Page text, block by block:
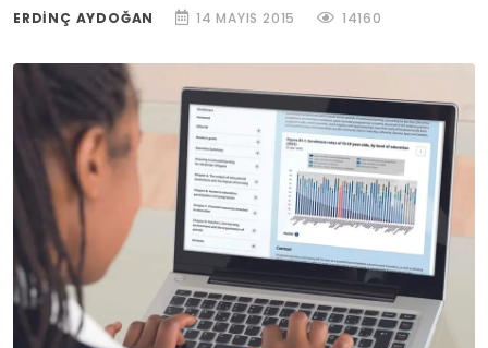
ERDINÇ AYDOĞAN 14 MAYIS 2015 14160